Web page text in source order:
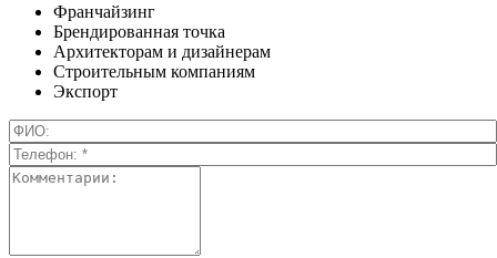
Франчайзинг
Брендированная точка
Архитекторам и дизайнерам
Строительным компаниям
Экспорт